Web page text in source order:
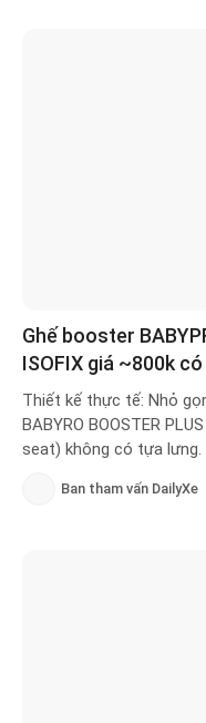
Ghế booster
ISOFIX giá ~800k
Thiết kế thực tế: Nhỏ
BABYRO BOOSTER
seat) không có tựa lưng.
Ban tham vấn DailyXe